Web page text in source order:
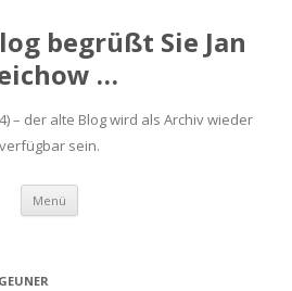
begrüßt Sie Jan
…
– der alte Blog wird als Archiv wieder
verfügbar sein.
Menü Zum
springen